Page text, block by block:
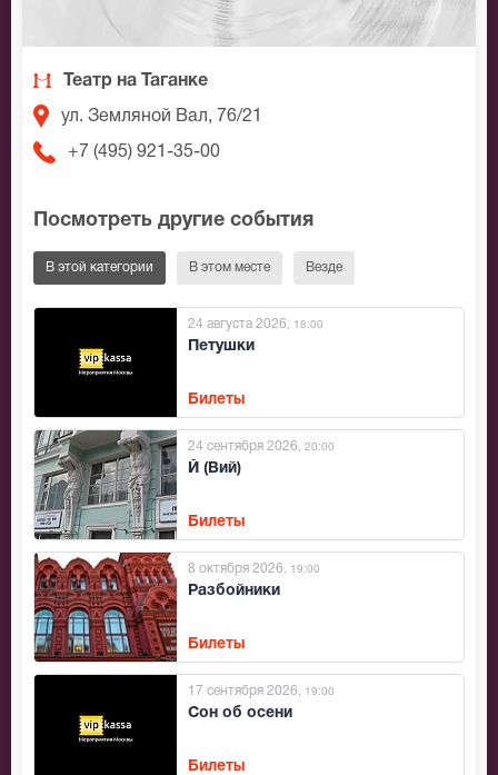
Театр на Таганке
ул. Земляной Вал, 76/21
+7 (495) 921-35-00
Посмотреть другие события
В этой категории В этом месте Везде
Петушки
24 августа 2026 , 18:00
Билеты
Й (Вий)
24 сентября 2026 , 20:00
Билеты
Разбойники
8 октября 2026 , 19:00
Билеты
Сон об осени
17 сентября 2026 , 19:00
Билеты